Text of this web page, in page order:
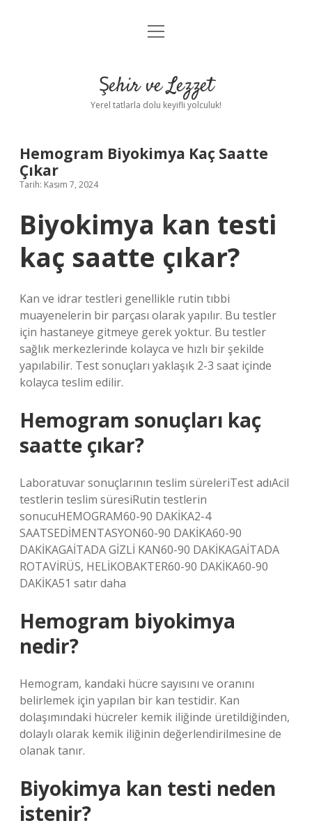
Anasayfa
Yasal Uyarı
menüyü
Şehir ve Lezzet
Yerel tatlarla dolu keyifli yolculuk!
Hemogram Biyokimya Kaç Saatte
Çıkar
Tarih: Kasım 7, 2024
Biyokimya kan testi
kaç saatte çıkar?
Kan ve idrar testleri genellikle rutin tıbbi
muayenelerin bir parçası olarak yapılır. Bu testler
için hastaneye gitmeye gerek yoktur. Bu testler
sağlık merkezlerinde kolayca ve hızlı bir şekilde
yapılabilir. Test sonuçları yaklaşık 2-3 saat içinde
kolayca teslim edilir.
Hemogram sonuçları kaç
saatte çıkar?
Laboratuvar sonuçlarının teslim süreleriTest adıAcil
testlerin teslim süresiRutin testlerin
sonucuHEMOGRAM60-90 DAKİKA2-4
SAATSEDİMENTASYON60-90 DAKİKA60-90
DAKİKAGAİTADA GİZLİ KAN60-90 DAKİKAGAİTADA
ROTAVİRÜS, HELİKOBAKTER60-90 DAKİKA60-90
DAKİKA51 satır daha
Hemogram biyokimya
nedir?
Hemogram, kandaki hücre sayısını ve oranını
belirlemek için yapılan bir kan testidir. Kan
dolaşımındaki hücreler kemik iliğinde üretildiğinden,
dolaylı olarak kemik iliğinin değerlendirilmesine de
olanak tanır.
Biyokimya kan testi neden
istenir?